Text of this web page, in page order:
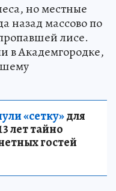
но местные
назад массово по
лисе.
в Академгородке,
«сетку»для
лет тайно
гостей